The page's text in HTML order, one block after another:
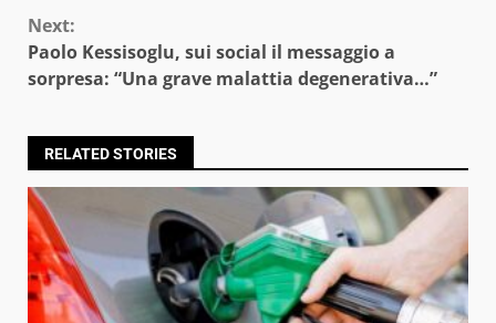
Next:
Paolo Kessisoglu, sui social il messaggio a
sorpresa: “Una grave malattia degenerativa…”
RELATED STORIES